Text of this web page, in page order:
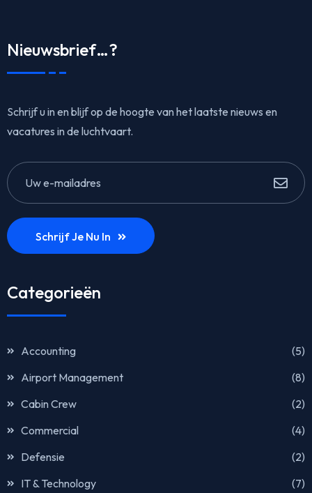
Nieuwsbrief…?
Schrijf u in en blijf op de hoogte van het laatste nieuws en
vacatures in de luchtvaart.
Schrijf Je Nu In
Categorieën
Accounting
(5)
Airport Management
(8)
Cabin Crew
(2)
Commercial
(4)
Defensie
(2)
IT & Technology
(7)